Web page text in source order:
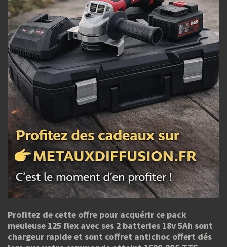
Profitez de cette offre pour acquérir ce pack
meuleuse 125 flex avec ses 2 batteries 18v 5Ah sont
chargeur rapide et sont coffret antichoc offert dés